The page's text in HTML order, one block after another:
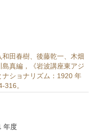
和田春樹、後藤乾一、木畑
真編，《岩波講座東アジ
ショナリズム：1920 年
316。
年度